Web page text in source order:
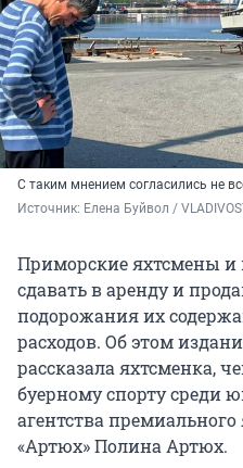
С таким мнением согласились не
Источник: Елена Буйвол /
Приморские яхтсмены и
сдавать в аренду и
подорожания их
расходов. Об этом
рассказала яхтсменка,
буерному спорту среди
агентства
«Артюх» Полина Артюх.